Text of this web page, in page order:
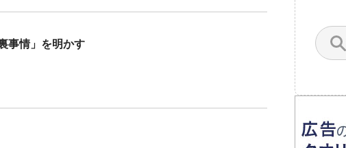
事情」を明かす